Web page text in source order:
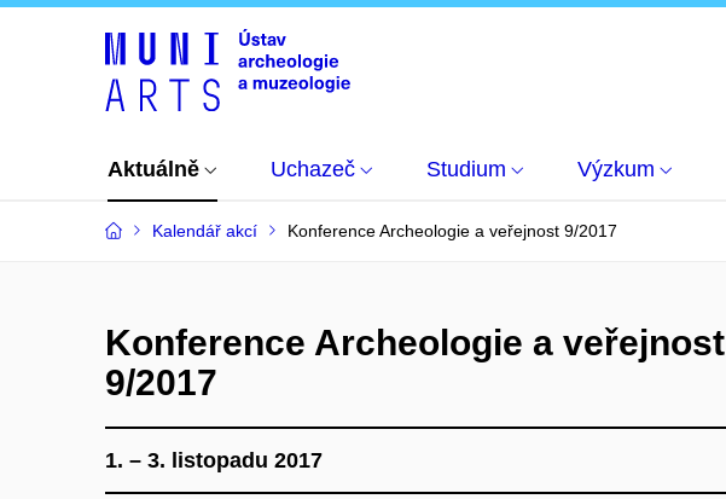
Aktuálně Uchazeč Studium Výzkum
Kalendář akcí Konference Archeologie a veřejnost 9/2017
Konference Archeologie a veřejnost
9/2017
1. – 3. listopadu 2017